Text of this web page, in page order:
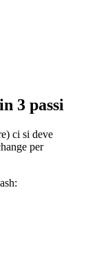
3 passi
ci si deve
per